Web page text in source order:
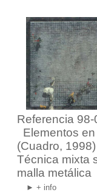
Referencia 98-
Elementos
(Cuadro, 1998)
Técnica mixta
malla metálica
► + info